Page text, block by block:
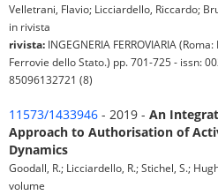
Velletrani, Flavio; Licciardello, Riccardo;
in rivista
rivista: INGEGNERIA FERROVIARIA
Ferrovie dello Stato.) pp. 701-725 - issn:
85096132721 (8)
11573/1433946 - 2019 - An
Approach to Authorisation of
Dynamics
Goodall, R.; Licciardello, R.; Stichel, S.;
volume